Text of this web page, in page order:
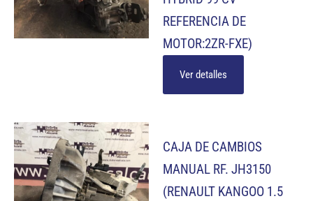
REFERENCIA DE
MOTOR:2ZR-FXE)
Ver detalles
CAJA DE CAMBIOS
MANUAL RF. JH3150
(RENAULT KANGOO 1.5